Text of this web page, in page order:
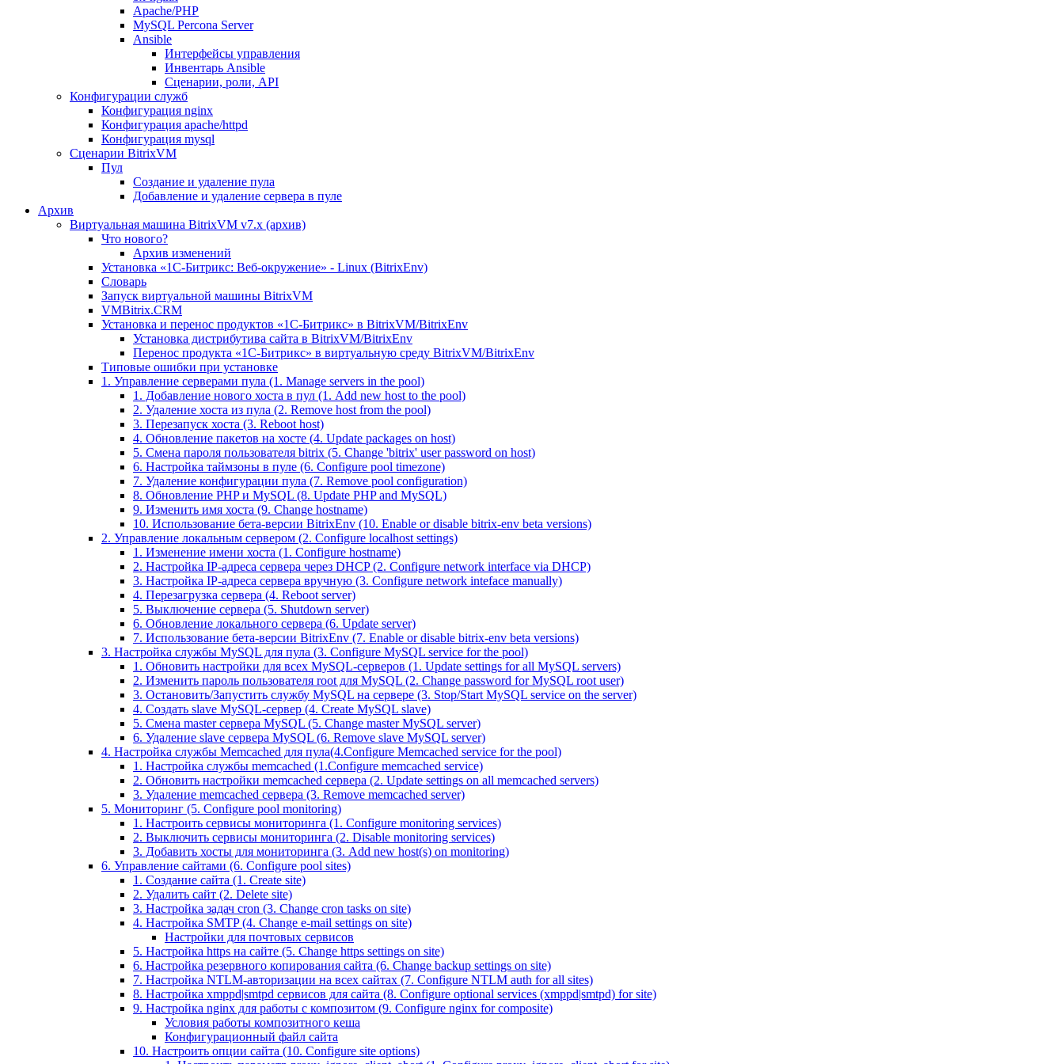
Apache/PHP
MySQL Percona Server
Ansible
Интерфейсы управления
Инвентарь Ansible
Сценарии, роли, API
Конфигурации служб
Конфигурация nginx
Конфигурация apache/httpd
Конфигурация mysql
Сценарии BitrixVM
Пул
Создание и удаление пула
Добавление и удаление сервера в пуле
Архив
Виртуальная машина BitrixVM v7.x (архив)
Что нового?
Архив изменений
Установка «1С-Битрикс: Веб-окружение» - Linux (BitrixEnv)
Словарь
Запуск виртуальной машины BitrixVM
VMBitrix.CRM
Установка и перенос продуктов «1С-Битрикс» в BitrixVM/BitrixEnv
Установка дистрибутива сайта в BitrixVM/BitrixEnv
Перенос продукта «1C-Битрикс» в виртуальную среду BitrixVM/BitrixEnv
Типовые ошибки при установке
1. Управление серверами пула (1. Manage servers in the pool)
1. Добавление нового хоста в пул (1. Add new host to the pool)
2. Удаление хоста из пула (2. Remove host from the pool)
3. Перезапуск хоста (3. Reboot host)
4. Обновление пакетов на хосте (4. Update packages on host)
5. Смена пароля пользователя bitrix (5. Change 'bitrix' user password on host)
6. Настройка таймзоны в пуле (6. Configure pool timezone)
7. Удаление конфигурации пула (7. Remove pool configuration)
8. Обновление PHP и MySQL (8. Update PHP and MySQL)
9. Изменить имя хоста (9. Change hostname)
10. Использование бета-версии BitrixEnv (10. Enable or disable bitrix-env beta versions)
2. Управление локальным сервером (2. Configure localhost settings)
1. Изменение имени хоста (1. Configure hostname)
2. Настройка IP-адреса сервера через DHCP (2. Configure network interface via DHCP)
3. Настройка IP-адреса сервера вручную (3. Configure network inteface manually)
4. Перезагрузка сервера (4. Reboot server)
5. Выключение сервера (5. Shutdown server)
6. Обновление локального сервера (6. Update server)
7. Использование бета-версии BitrixEnv (7. Enable or disable bitrix-env beta versions)
3. Настройка службы MySQL для пула (3. Configure MySQL service for the pool)
1. Обновить настройки для всех MySQL-серверов (1. Update settings for all MySQL servers)
2. Изменить пароль пользователя root для MySQL (2. Change password for MySQL root user)
3. Остановить/Запустить службу MySQL на сервере (3. Stop/Start MySQL service on the server)
4. Создать slave MySQL-сервер (4. Create MySQL slave)
5. Смена master сервера MySQL (5. Change master MySQL server)
6. Удаление slave сервера MySQL (6. Remove slave MySQL server)
4. Настройка службы Memcached для пула(4.Configure Memcached service for the pool)
1. Настройка службы memcached (1.Configure memcached service)
2. Обновить настройки memcached сервера (2. Update settings on all memcached servers)
3. Удаление memcached сервера (3. Remove memcached server)
5. Мониторинг (5. Configure pool monitoring)
1. Настроить сервисы мониторинга (1. Configure monitoring services)
2. Выключить сервисы мониторинга (2. Disable monitoring services)
3. Добавить хосты для мониторинга (3. Add new host(s) on monitoring)
6. Управление сайтами (6. Configure pool sites)
1. Создание сайта (1. Create site)
2. Удалить сайт (2. Delete site)
3. Настройка задач cron (3. Change cron tasks on site)
4. Настройка SMTP (4. Change e-mail settings on site)
Настройки для почтовых сервисов
5. Настройка https на сайте (5. Change https settings on site)
6. Настройка резервного копирования сайта (6. Change backup settings on site)
7. Настройка NTLM-авторизации на всех сайтах (7. Configure NTLM auth for all sites)
8. Настройка xmppd|smtpd сервисов для сайта (8. Configure optional services (xmppd|smtpd) for site)
9. Настройка nginx для работы с композитом (9. Configure nginx for composite)
Условия работы композитного кеша
Конфигурационный файл сайта
10. Настроить опции сайта (10. Configure site options)